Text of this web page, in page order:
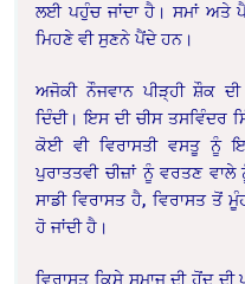
ਲਈ ਪਹੁੰਚ ਜਾਂਦਾ ਹੈ। ਸਮਾਂ ਅਤੇ
ਮਿਹਣੇ ਵੀ ਸੁਣਨੇ ਪੈਂਦੇ ਹਨ।
ਅਜੋਕੀ ਨੌਜਵਾਨ ਪੀੜ੍ਹੀ ਸ਼ੌਕ
ਦਿੰਦੀ। ਇਸ ਦੀ ਚੀਸ ਤਸਵਿੰਦਰ
ਕੋਈ ਵੀ ਵਿਰਾਸਤੀ ਵਸਤੂ ਨੂੰ
ਪੁਰਾਤਤਵੀ ਚੀਜ਼ਾਂ ਨੂੰ ਵਰਤਣ
ਸਾਡੀ ਵਿਰਾਸਤ ਹੈ, ਵਿਰਾਸਤ ਤੋਂ
ਹੋ ਜਾਂਦੀ ਹੈ।
ਵਿਰਾਸਤ ਕਿਸੇ ਸਮਾਜ ਦੀ ਹੋਂਦ ਦੀ